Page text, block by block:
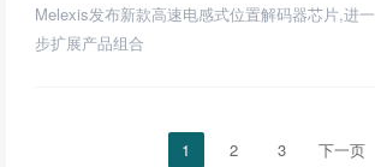
Melexis发布新款高速电感式位置解码器芯片,进一
步扩展产品组合
1 2 3 下一页